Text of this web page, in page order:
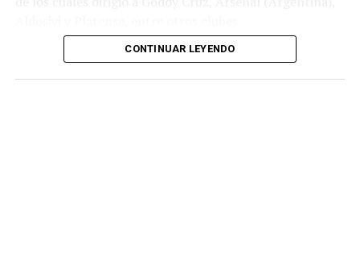
CONTINUAR LEYENDO